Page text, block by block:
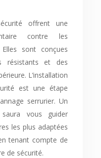
offrent une
contre les
Elles sont conçues
résistants et des
L’installation
est une étape
serrurier. Un
saura vous guider
les plus adaptées
tenant compte de
de sécurité.